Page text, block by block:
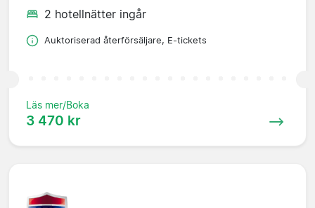
2 hotellnätter ingår
Auktoriserad återförsäljare, E-tickets
Läs mer/Boka
3 470 kr